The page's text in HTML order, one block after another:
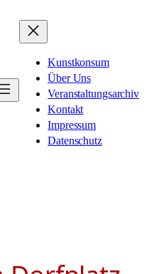
Kunstkonsum
Über Uns
Veranstaltungsarchiv
Kontakt
Impressum
Datenschutz